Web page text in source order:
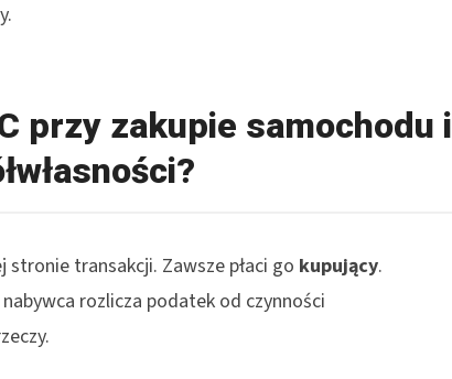
przy zakupie samochodu i
transakcji. Zawsze płaci go kupujący.
rozlicza podatek od czynności